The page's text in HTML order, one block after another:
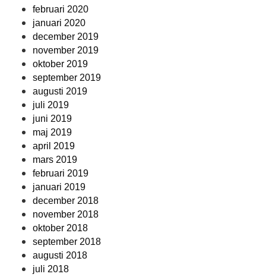
februari 2020
januari 2020
december 2019
november 2019
oktober 2019
september 2019
augusti 2019
juli 2019
juni 2019
maj 2019
april 2019
mars 2019
februari 2019
januari 2019
december 2018
november 2018
oktober 2018
september 2018
augusti 2018
juli 2018